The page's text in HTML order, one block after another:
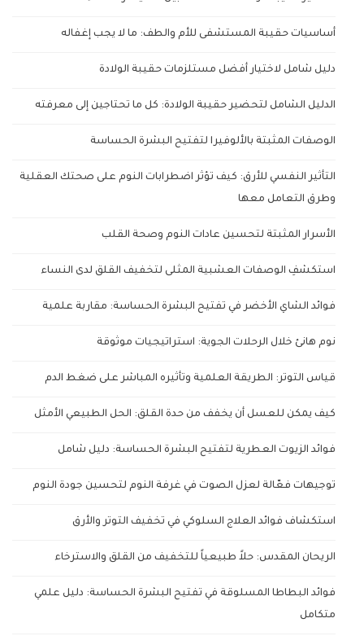
أساسيات حقيبة المستشفى للأم والطف: ما لا يجب إغفاله
دليل شامل لاختيار أفضل مستلزمات حقيبة الولادة
الدليل الشامل لتحضير حقيبة الولادة: كل ما تحتاجين إلى معرفته
الوصفات المثبتة بالألوفيرا لتفتيح البشرة الحساسة
التأثير النفسي للأرق: كيف تؤثر اضطرابات النوم على صحتك العقلية
وطرق التعامل معها
الأسرار المثبتة لتحسين عادات النوم وصحة القلب
استكشفِ الوصفات العشبية المثلى لتخفيف القلق لدى النساء
فوائد الشاي الأخضر في تفتيح البشرة الحساسة: مقاربة علمية
نوم هانئ خلال الرحلات الجوية: استراتيجيات موثوقة
قياس التوتر: الطريقة العلمية وتأثيره المباشر على ضغط الدم
كيف يمكن للعسل أن يخفف من حدة القلق: الحل الطبيعي الأمثل
فوائد الزيوت العطرية لتفتيح البشرة الحساسة: دليل شامل
توجيهات فعّالة لعزل الصوت في غرفة النوم لتحسين جودة النوم
استكشاف فوائد العلاج السلوكي في تخفيف التوتر والأرق
الريحان المقدس: حلاً طبيعياً للتخفيف من القلق والاسترخاء
فوائد البطاطا المسلوقة في تفتيح البشرة الحساسة: دليل علمي
متكامل